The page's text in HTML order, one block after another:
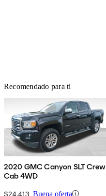
Recomendado para ti
2020 GMC Canyon SLT Crew
Cab 4WD
$24,413 Buena oferta